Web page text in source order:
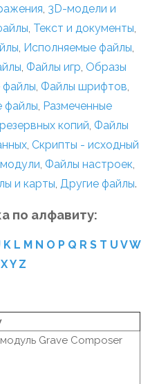
, 3D-модели и
, Текст и документы,
, Исполняемые файлы,
, Файлы игр, Образы
файлы, Файлы шрифтов,
файлы, Размеченные
копий, Файлы
, Скрипты - исходный
, Файлы настроек,
и карты, Другие файлы.
по алфавиту:
K L M N O P Q R S T U VW
XY Z
Grave Composer